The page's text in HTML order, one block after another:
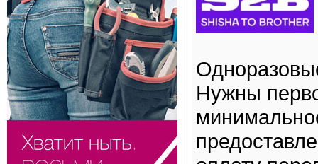
Нужны